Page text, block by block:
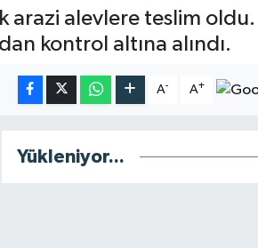
arazi alevlere teslim oldu.
kontrol altına alındı.
A- A+
Yükleniyor...